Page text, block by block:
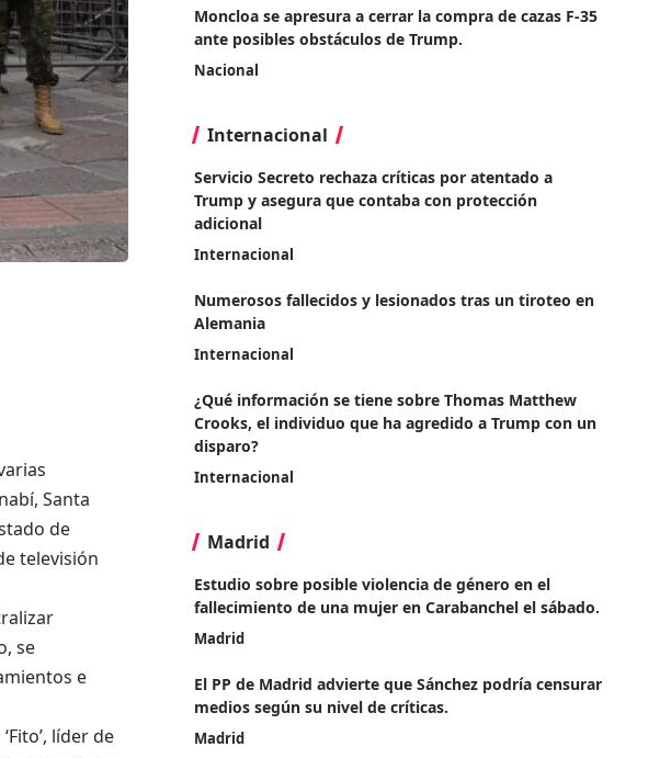
Santa
de
televisión
se
e
líder de
Moncloa se apresura a cerrar la compra de cazas F-35
ante posibles obstáculos de Trump.
Nacional
Internacional
Servicio Secreto rechaza críticas por atentado a
Trump y asegura que contaba con protección
adicional
Internacional
Numerosos fallecidos y lesionados tras un tiroteo en
Alemania
Internacional
¿Qué información se tiene sobre Thomas Matthew
Crooks, el individuo que ha agredido a Trump con un
disparo?
Internacional
Madrid
Estudio sobre posible violencia de género en el
fallecimiento de una mujer en Carabanchel el sábado.
Madrid
El PP de Madrid advierte que Sánchez podría censurar
medios según su nivel de críticas.
Madrid